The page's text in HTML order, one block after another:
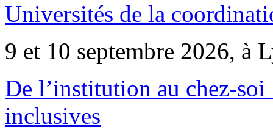
Universités de la
9 et 10 septembre 2026, à
De l’institution au chez-
inclusives